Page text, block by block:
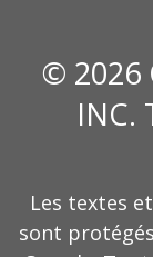
© 2026
INC.
Les textes
sont